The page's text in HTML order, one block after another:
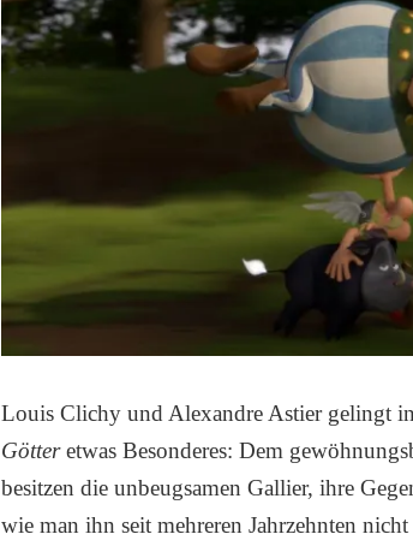
Louis Clichy und Alexandre Astier gelingt
Götteretwas Besonderes: Dem
besitzen die unbeugsamen Gallier, ihre
wie man ihn seit mehreren Jahrzehnten